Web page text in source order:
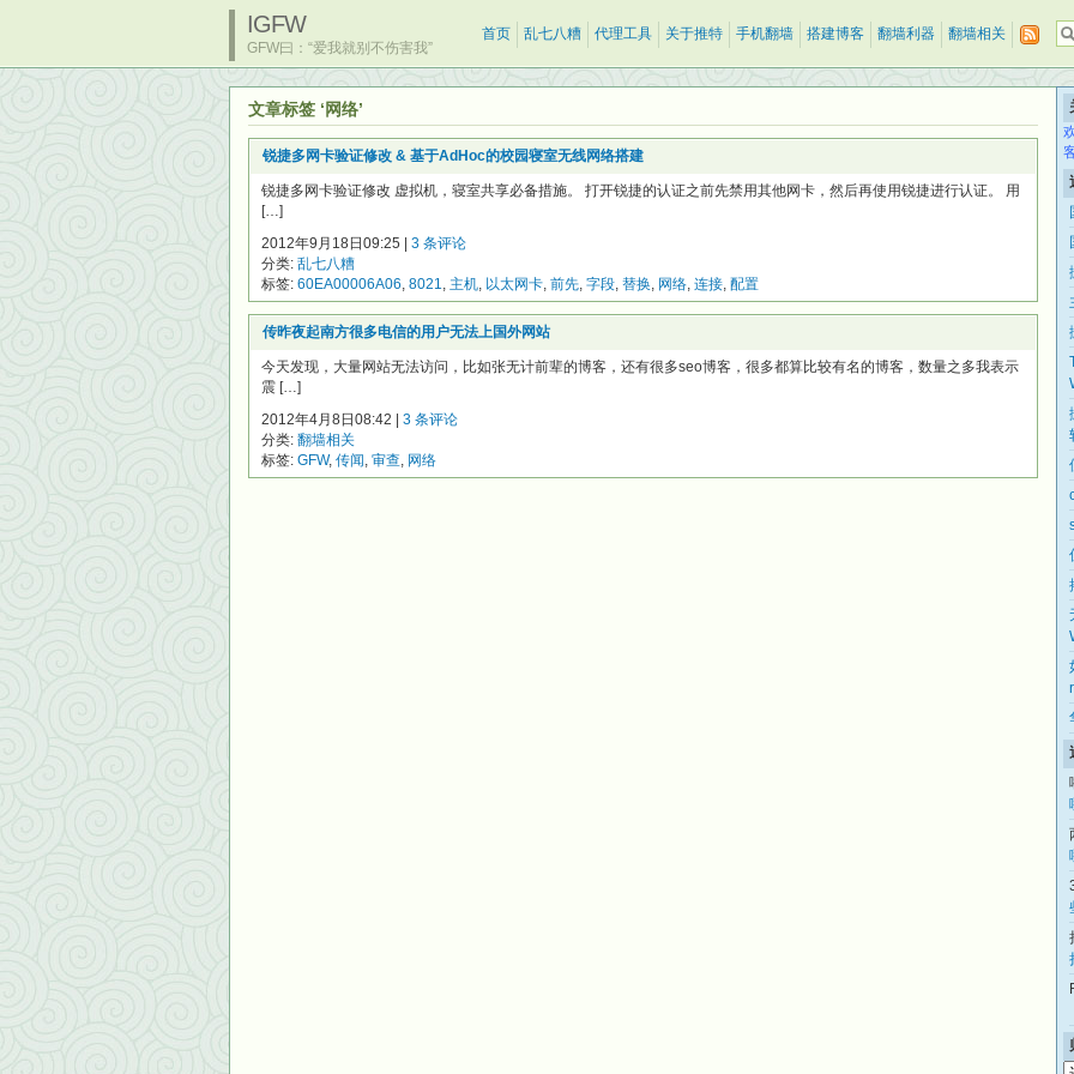
IGFW
GFW曰：“爱我就别不伤害我”
首页 乱七八糟 代理工具 关于推特 手机翻墙 搭建博客 翻墙利器 翻墙相关
文章标签 ‘网络’
锐捷多网卡验证修改 & 基于AdHoc的校园寝室无线网络搭建
锐捷多网卡验证修改 虚拟机，寝室共享必备措施。 打开锐捷的认证之前先禁用其他网卡，然后再使用锐捷进行认证。 用
[…]
2012年9月18日09:25 | 3 条评论
分类: 乱七八糟
标签: 60EA00006A06, 8021, 主机, 以太网卡, 前先, 字段, 替换, 网络, 连接, 配置
传昨夜起南方很多电信的用户无法上国外网站
今天发现，大量网站无法访问，比如张无计前辈的博客，还有很多seo博客，很多都算比较有名的博客，数量之多我表示
震 […]
2012年4月8日08:42 | 3 条评论
分类: 翻墙相关
标签: GFW, 传闻, 审查, 网络